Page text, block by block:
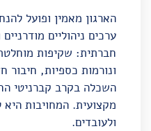
הארגון מאמין ופועל
ערכים ניהוליים
חברתית: שקיפות
ונורמות כספיות, חיבור
השכלה בקרב קברניטי
מקצועית. המחויבות
ולעובדים.